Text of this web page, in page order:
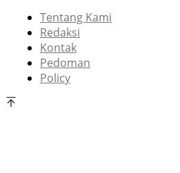
Tentang Kami
Redaksi
Kontak
Pedoman
Policy